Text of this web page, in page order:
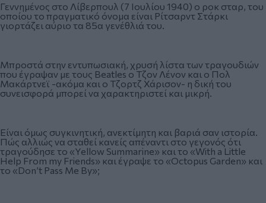
Γεννημένος στο Λίβερπουλ (7 Ιουλίου 1940) ο ροκ σταρ, του
οποίου το πραγματικό όνομα είναι Ρίτσαρντ Στάρκι
γιορτάζει αύριο τα 85α γενέθλιά του.
Μπροστά στην εντυπωσιακή, χρυσή λίστα των τραγουδιών
που έγραψαν με τους Beatles ο Τζον Λένον και ο Πολ
Μακάρτνεϊ -ακόμα και ο Τζορτζ Χάρισον- η δική του
συνεισφορά μπορεί να χαρακτηριστεί και μικρή.
Είναι όμως συγκινητική, ανεκτίμητη και βαριά σαν ιστορία.
Πώς αλλιώς να σταθεί κανείς απέναντι στο γεγονός ότι
τραγούδησε το «Yellow Summarine» και το «With a Little
Help From my Friends» και έγραψε το «Octopus Garden» και
το «Don’t Pass Me By»;